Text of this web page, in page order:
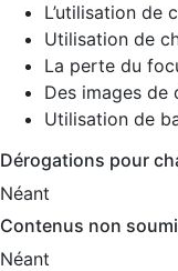
L’utilisation de
Utilisation de
La perte du
Des images
Utilisation de
Dérogations pour
Néant
Contenus non
Néant